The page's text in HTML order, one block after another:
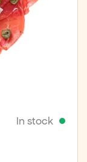
In stock